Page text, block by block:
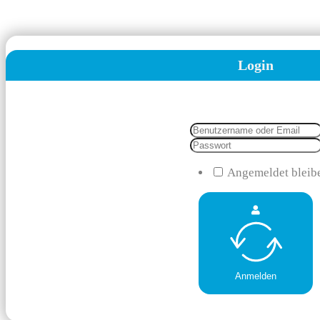
Login
Angemeldet
Anmelden